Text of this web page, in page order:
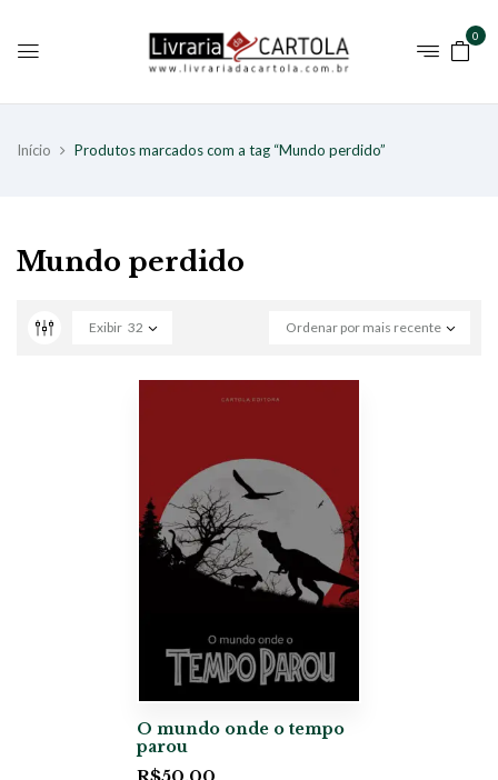
0
Início Produtos marcados com a tag “Mundo perdido”
Mundo perdido
Ordenar por mais recente
Exibir 32
O mundo onde o tempo
parou